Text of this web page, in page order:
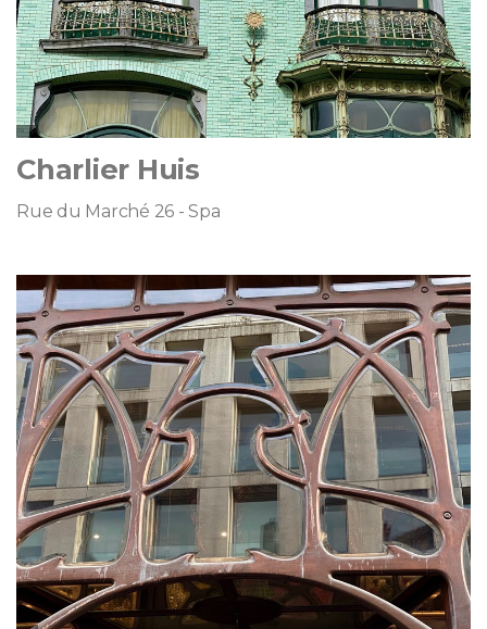
Charlier Huis
Rue du Marché 26 - Spa